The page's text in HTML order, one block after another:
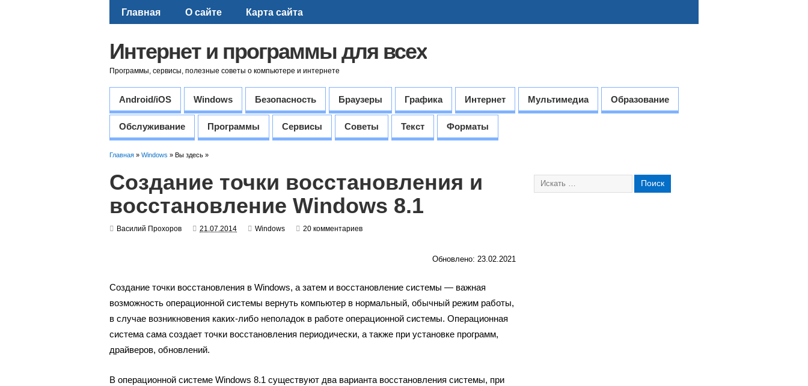
Главная О сайте Карта сайта
Интернет и программы для всех
Программы, сервисы, полезные советы о компьютере и интернете
Android/iOS Windows Безопасность Браузеры Графика Интернет Мультимедиа Образование
Обслуживание Программы Сервисы Советы Текст Форматы
Главная » Windows » Вы здесь »
Создание точки восстановления и
восстановление Windows 8.1
Василий Прохоров 21.07.2014 Windows 20 комментариев
Обновлено: 23.02.2021
Создание точки восстановления в Windows, а затем и восстановление системы — важная
возможность операционной системы вернуть компьютер в нормальный, обычный режим работы,
в случае возникновения каких-либо неполадок в работе операционной системы. Операционная
система сама создает точки восстановления периодически, а также при установке программ,
драйверов, обновлений.
В операционной системе Windows 8.1 существуют два варианта восстановления системы, при